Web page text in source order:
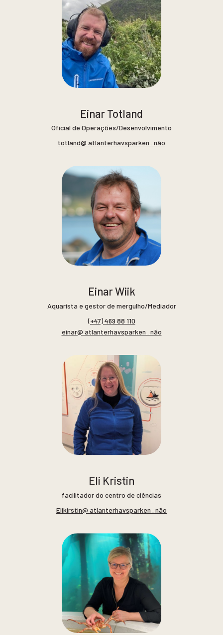
Einar Totland
Oficial de Operações/Desenvolvimento
totland@ atlanterhavsparken . não
Einar Wiik
Aquarista e gestor de mergulho/Mediador
(+47) 469 88 110
einar@ atlanterhavsparken . não
Eli Kristin
facilitador do centro de ciências
Elikirstin@ atlanterhavsparken . não